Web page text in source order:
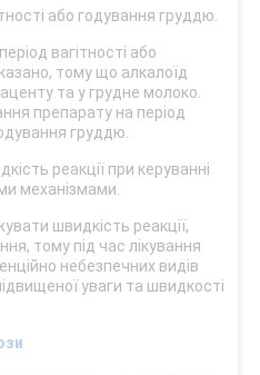
або годування груддю.
вагітності або
тому що алкалоїд
та у грудне молоко.
препарату на період
груддю.
реакції при керуванні
механізмами.
швидкість реакції,
тому під час лікування
небезпечних видів
уваги та швидкості